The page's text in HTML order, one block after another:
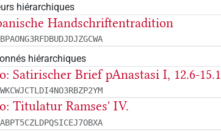
hiérarchiques
Handschriftentradition
hiérarchiques
Satirischer Brief pAnastasi I, 12.6-15.1
Titulatur Ramses' IV.